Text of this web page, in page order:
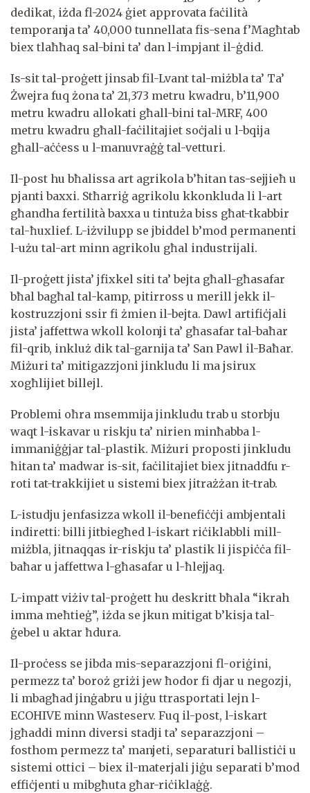
dedikat, iżda fl-2024 ġiet approvata faċilità
temporanja ta’ 40,000 tunnellata fis-sena f’Magħtab
biex tlaħħaq sal-bini ta’ dan l-impjant il-ġdid.
Is-sit tal-proġett jinsab fil-Lvant tal-miżbla ta’ Ta’
Żwejra fuq żona ta’ 21,373 metru kwadru, b’11,900
metru kwadru allokati għall-bini tal-MRF, 400
metru kwadru għall-faċilitajiet soċjali u l-bqija
għall-aċċess u l-manuvraġġ tal-vetturi.
Il-post hu bħalissa art agrikola b’ħitan tas-sejjieħ u
pjanti baxxi. Stħarriġ agrikolu kkonkluda li l-art
għandha fertilità baxxa u tintuża biss għat-tkabbir
tal-ħuxlief. L-iżvilupp se jbiddel b’mod permanenti
l-użu tal-art minn agrikolu għal industrijali.
Il-proġett jista’ jfixkel siti ta’ bejta għall-għasafar
bħal bagħal tal-kamp, pitirross u merill jekk il-
kostruzzjoni ssir fi żmien il-bejta. Dawl artifiċjali
jista’ jaffettwa wkoll kolonji ta’ għasafar tal-baħar
fil-qrib, inkluż dik tal-garnija ta’ San Pawl il-Baħar.
Miżuri ta’ mitigazzjoni jinkludu li ma jsirux
xogħlijiet billejl.
Problemi oħra msemmija jinkludu trab u storbju
waqt l-iskavar u riskju ta’ nirien minħabba l-
immaniġġjar tal-plastik. Miżuri proposti jinkludu
ħitan ta’ madwar is-sit, faċilitajiet biex jitnaddfu r-
roti tat-trakkijiet u sistemi biex jitrażżan it-trab.
L-istudju jenfasizza wkoll il-benefiċċji ambjentali
indiretti: billi jitbiegħed l-iskart riċiklabbli mill-
miżbla, jitnaqqas ir-riskju ta’ plastik li jispiċċa fil-
baħar u jaffettwa l-għasafar u l-ħlejjaq.
L-impatt viżiv tal-proġett hu deskritt bħala “ikrah
imma meħtieġ”, iżda se jkun mitigat b’kisja tal-
ġebel u aktar ħdura.
Il-proċess se jibda mis-separazzjoni fl-oriġini,
permezz ta’ boroż griżi jew ħodor fi djar u negozji,
li mbagħad jinġabru u jiġu ttrasportati lejn l-
ECOHIVE minn Wasteserv. Fuq il-post, l-iskart
jgħaddi minn diversi stadji ta’ separazzjoni –
fosthom permezz ta’ manjeti, separaturi ballistiċi u
sistemi ottici – biex il-materjali jiġu separati b’mod
effiċjenti u mibgħuta għar-riċiklaġġ.